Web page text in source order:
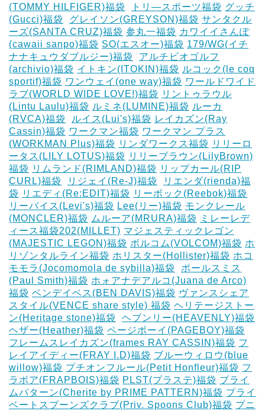
(TOMMY HILFIGER)福袋
トリ―スポーツ福袋 グッチ
(Gucci)福袋
グレイソン(GREYSON)福袋 サンタクル
ーズ(SANTA CRUZ)福袋 参丸一福袋 カワイイさんぽ
(cawaii sanpo)福袋 SO(エスオー)福袋 179/WG(イチ
ナナキュウダブルジー)福袋
アルチビオゴルフ
(archivio)福袋 イトキン(ITOKIN)福袋 ルコック(le coq
sportif)福袋 ワンウェイ(one way)福袋 ワールドワイド
ラブ(WORLD WIDE LOVE!)福袋 リントゥラウル
(Lintu Laulu)福袋 ルミネ(LUMINE)福袋 ルーカ
(RVCA)福袋
ルイス(Lui's)福袋 レイカズン(Ray
Cassin)福袋 ワークマン福袋 ワークマン プラス
(WORKMAN Plus)福袋 リンダワークス福袋 リリーロ
ータス(LILY LOTUS)福袋 リリーブラウン(LilyBrown)
福袋 リムランド(RIMLAND)福袋 リップカール(RIP
CURL)福袋
リジェイ(Re-J)福袋
リエンダ(rienda)福
袋 リエディ(Re:EDIT)福袋 リーボック(Reebok)福袋
リーバイス(Levi's)福袋 Lee(リー)福袋 モンクレール
(MONCLER)福袋 ムルーア(MRURA)福袋
ミレーレデ
ィース福袋202(MILLET) マジェスティックレゴン
(MAJESTIC LEGON)福袋 ボルコム(VOLCOM)福袋 ホ
リゾンタルライン福袋 ホリスター(Hollister)福袋 ホコ
モモラ(Jocomomola de sybilla)福袋
ポールスミス
(Paul Smith)福袋 ホォアナデアルコ(Juana de Arco)
福袋 ベンデイベス(BEN DAVIS)福袋 ヴァンスシェア
スタイル(VENCE share style) 福袋 ヘリテージストー
ン(Heritage stone)福袋
ヘブンリー(HEAVENLY)福袋
ヘザー(Heather)福袋 ページボーイ(PAGEBOY)福袋
フレームスレイカズン(frames RAY CASSIN)福袋 フ
レイアイディー(FRAY I.D)福袋 ブルーウィロウ(blue
willow)福袋 プチオンフルール(Petit Honfleur)福袋 フ
ラボア(FRAPBOIS)福袋 PLST(プラステ)福袋 プライ
ムパターン(Cherite by PRIME PATTERN)福袋 プライ
ベートスプーンズクラブ(Priv. Spoons Club)福袋 プニ